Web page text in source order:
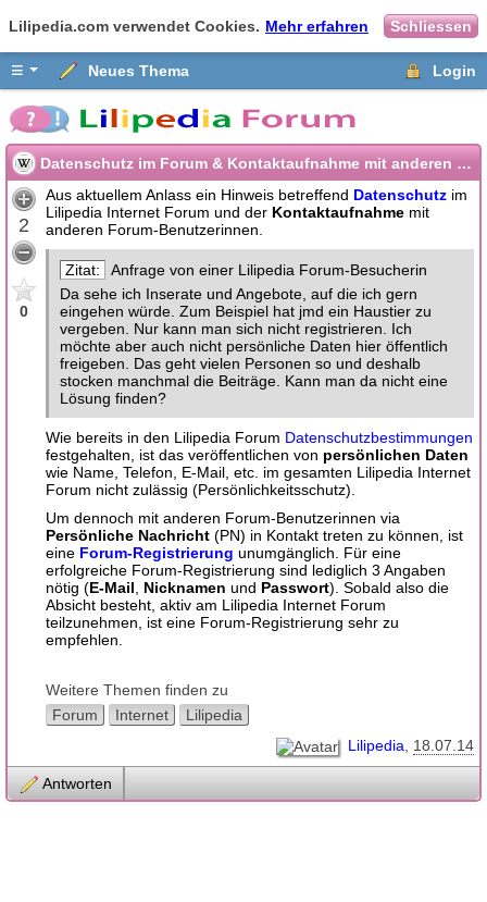
Lilipedia.com verwendet Cookies. Mehr erfahren Schliessen
≡ Neues Thema Login
Datenschutz im Forum & Kontaktaufnahme mit anderen Forum-User
2
0
Aus aktuellem Anlass ein Hinweis betreffend Datenschutz im
Lilipedia Internet Forum und der Kontaktaufnahme mit
anderen Forum-Benutzerinnen.
Anfrage von einer Lilipedia Forum-Besucherin
Da sehe ich Inserate und Angebote, auf die ich gern
eingehen würde. Zum Beispiel hat jmd ein Haustier zu
vergeben. Nur kann man sich nicht registrieren. Ich
möchte aber auch nicht persönliche Daten hier öffentlich
freigeben. Das geht vielen Personen so und deshalb
stocken manchmal die Beiträge. Kann man da nicht eine
Lösung finden?
Wie bereits in den Lilipedia Forum Datenschutzbestimmungen
festgehalten, ist das veröffentlichen von persönlichen Daten
wie Name, Telefon, E-Mail, etc. im gesamten Lilipedia Internet
Forum nicht zulässig (Persönlichkeitsschutz).
Um dennoch mit anderen Forum-Benutzerinnen via
Persönliche Nachricht (PN) in Kontakt treten zu können, ist
eine Forum-Registrierung unumgänglich. Für eine
erfolgreiche Forum-Registrierung sind lediglich 3 Angaben
nötig (E-Mail Nicknamen und Passwort). Sobald also die
Absicht besteht, aktiv am Lilipedia Internet Forum
teilzunehmen, ist eine Forum-Registrierung sehr zu
empfehlen.
Weitere Themen finden zu
Forum
Internet
Lilipedia
Lilipedia
18.07.14
Antworten